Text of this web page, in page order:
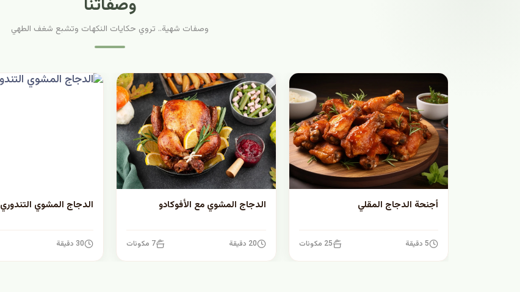
وصفاتنا
وصفات شهية.. تروي حكايات النكهات وتشبع شغف الطهي
أجنحة الدجاج المقلي
5 دقيقة 25 مكونات
الدجاج المشوي مع الأفوكادو
20 دقيقة 7 مكونات
الدجاج المشوي التندوري
30 دقيقة